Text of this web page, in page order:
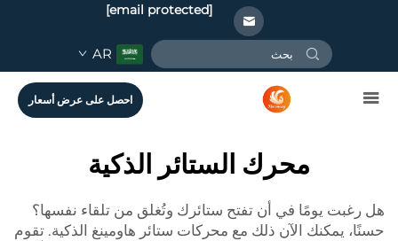
[email protected]
AR
احصل على عرض أسعار
محرك الستائر الذكية
هل رغبت يومًا في أن تفتح ستائرك وتُغلق من تلقاء نفسها؟
حسنًا، يمكنك الآن ذلك مع محركات ستائر هاومينغ الذكية. تقوم